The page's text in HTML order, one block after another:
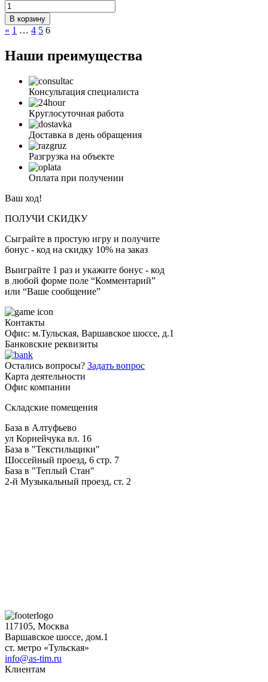
В корзину
« 1 … 4 5 6
Наши преимущества
Консультация специалиста
Круглосуточная работа
Доставка в день обращения
Разгрузка на объекте
Оплата при получении
Ваш ход!
ПОЛУЧИ СКИДКУ
Сыграйте в простую игру и получите
бонус - код на скидку 10% на заказ
Выиграйте 1 раз и укажите бонус - код
в любой форме поле “Комментарий”
или “Ваше сообщение”
Контакты
Офис: м.Тульская, Варшавское шоссе, д.1
Банковские реквизиты
Остались вопросы? Задать вопрос
Карта деятельности
Офис компании
Складские помещения
База в Алтуфьево
ул Корнейчука вл. 16
База в "Текстильщики"
Шоссейный проезд, 6 стр. 7
База в "Теплый Стан"
2-й Музыкальный проезд, ст. 2
117105, Москва
Варшавское шоссе, дом.1
ст. метро «Тульская»
info@as-tim.ru
Клиентам